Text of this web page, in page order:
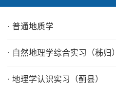
· 普通地质学
· 自然地理学综合实习（秭归）
· 地理学认识实习（蓟县）